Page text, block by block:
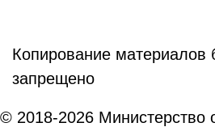
Копирование материалов
запрещено
© 2018-2026 Министерство